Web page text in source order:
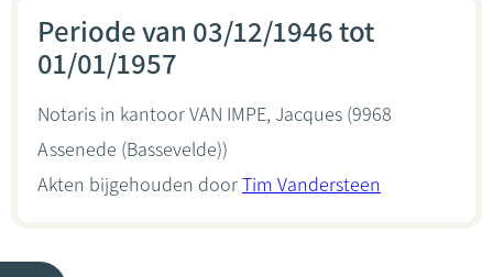
Periode van 03/12/1946 tot
01/01/1957
Notaris in kantoorVAN IMPE, Jacques (9968
Assenede (Bassevelde))
Akten bijgehouden doorTim Vandersteen